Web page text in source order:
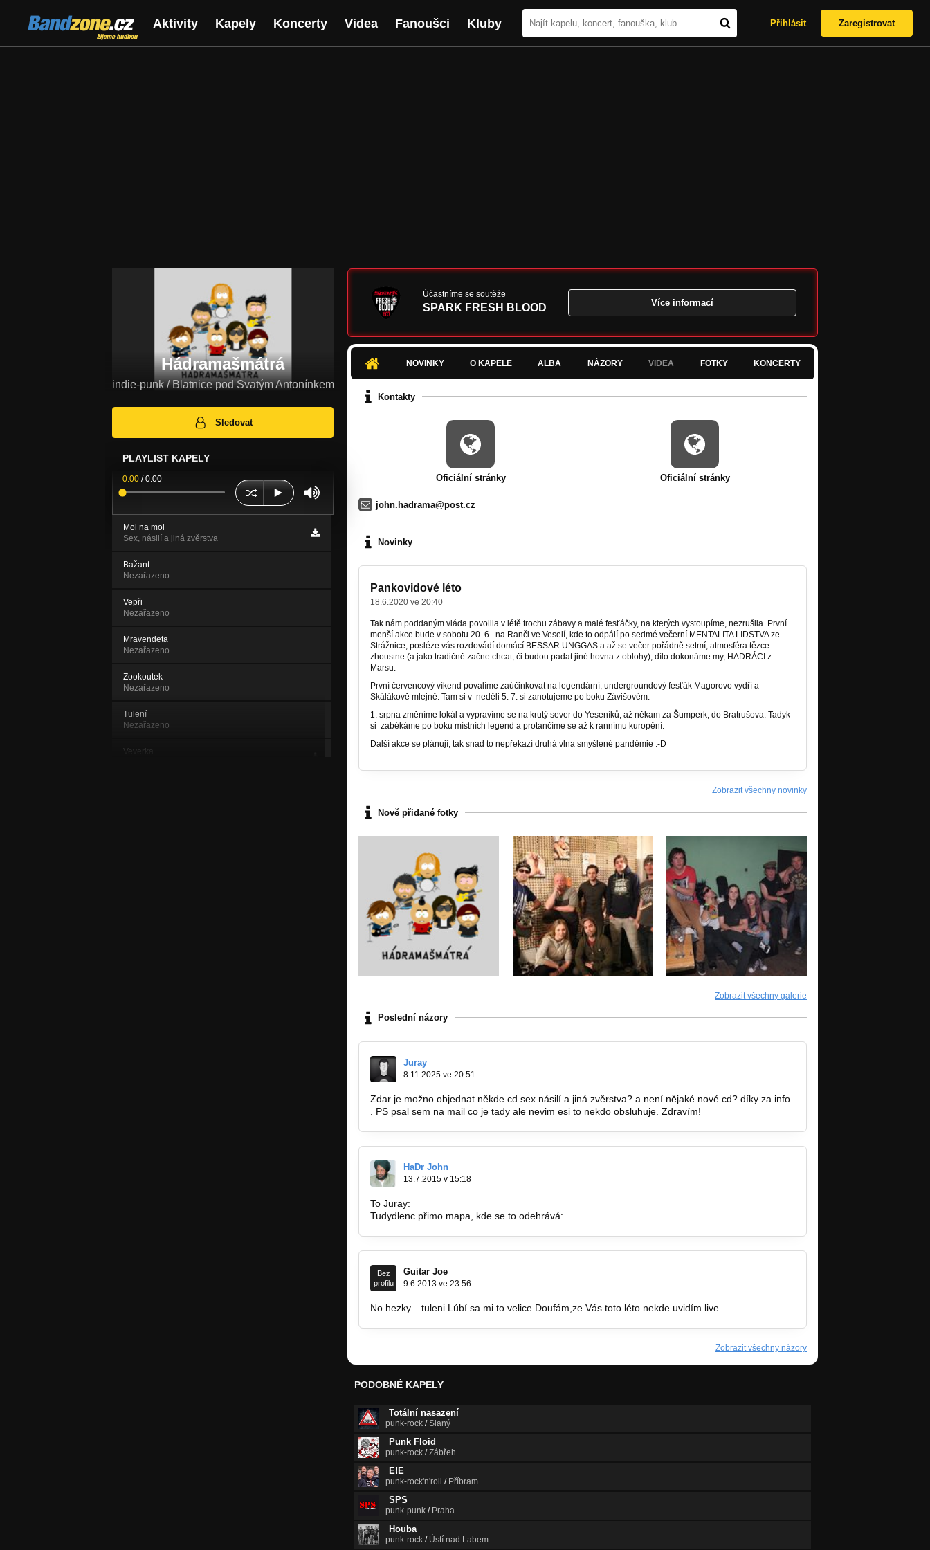
Bandzone.cz
žijeme hudbou
Aktivity Kapely Koncerty Videa Fanoušci Kluby Přihlásit Zaregistrovat
Hádramašmátrá
indie-punk / Blatnice pod Svatým Antonínkem
Sledovat
PLAYLIST KAPELY
0:00 /0:00
Mol na mol
Sex, násilí a jiná zvěrstva
Bažant
Nezařazeno
Vepři
Nezařazeno
Mravendeta
Nezařazeno
Zookoutek
Nezařazeno
Tulení
Nezařazeno
Veverka
Účastníme se soutěže
SPARK FRESH BLOOD Více informací
NOVINKY O KAPELE ALBA NÁZORY VIDEA FOTKY KONCERTY
Kontakty
Oficiální stránky Oficiální stránky
john.hadrama@post.cz
Novinky
Pankovidové léto
18.6.2020 ve 20:40
Tak nám poddaným vláda povolila v létě trochu zábavy a malé fesťáčky, na kterých vystoupíme, nezrušila. První
menší akce bude v sobotu 20. 6. na Ranči ve Veselí, kde to odpálí po sedmé večerní MENTALITA LIDSTVA ze
Strážnice, posléze vás rozdovádí domácí BESSAR UNGGAS a až se večer pořádně setmí, atmosféra tězce
zhoustne (a jako tradičně začne chcat, či budou padat jiné hovna z oblohy), dílo dokonáme my, HADRÁCI z
Marsu.
První červencový víkend povalíme zaúčinkovat na legendární, undergroundový fesťák Magorovo vydří a
Skálákově mlejně. Tam si v neděli 5. 7. si zanotujeme po boku Závišovém.
1. srpna změníme lokál a vypravíme se na krutý sever do Yeseníků, až někam za Šumperk, do Bratrušova. Tadyk
si zabékáme po boku místních legend a protančíme se až k rannímu kuropění.
Další akce se plánují, tak snad to nepřekazí druhá vlna smyšlené panděmie :-D
Zobrazit všechny novinky
Nově přidané fotky
Zobrazit všechny galerie
Poslední názory
Juray
8.11.2025 ve 20:51
Zdar je možno objednat někde cd sex násilí a jiná zvěrstva? a není nějaké nové cd? díky za info
. PS psal sem na mail co je tady ale nevim esi to nekdo obsluhuje. Zdravím!
HaDr John
13.7.2015 v 15:18
To Juray:
Tudydlenc přimo mapa, kde se to odehrává:
Bez
profilu
Guitar Joe
9.6.2013 ve 23:56
No hezky....tuleni.Lúbí sa mi to velice.Doufám,ze Vás toto léto nekde uvidím live...
Zobrazit všechny názory
PODOBNÉ KAPELY
Totální nasazení
punk-rock /Slaný
Punk Floid
punk-rock /Zábřeh
E!E
punk-rock'n'roll / Příbram
SPS
punk-punk / Praha
Houba
punk-rock / Ústí nad Labem